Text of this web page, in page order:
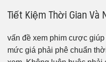
Tiết Kiệm Thời Gian Và
vấn đề xem phim cược
mức giá phải phê chuẩn